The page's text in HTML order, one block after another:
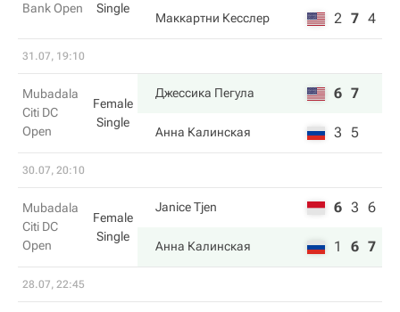
Bank Open
Single
Маккартни Кесслер 2 7 4
31.07, 19:10
Mubadala
Citi DC
Open
Female
Single
Джессика Пегула 6 7
Анна Калинская 3 5
30.07, 20:10
Mubadala
Citi DC
Open
Female
Single
Janice Tjen 6 3 6
Анна Калинская 1 6 7
28.07, 22:45